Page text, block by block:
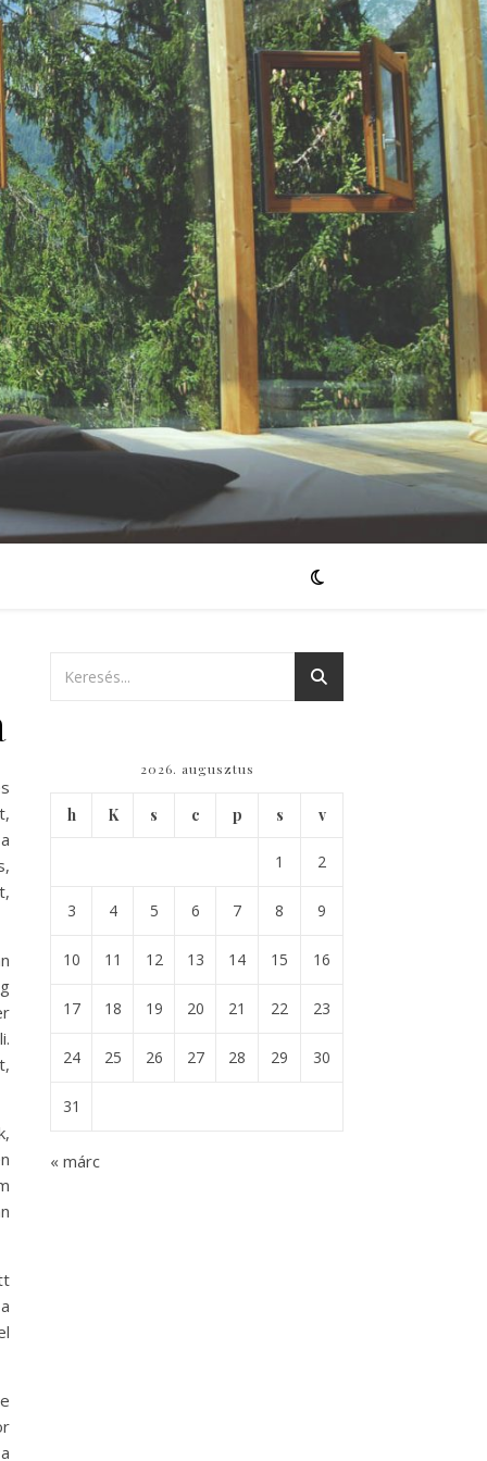
2026. augusztus
h K s c p s v
1 2
3 4 5 6 7 8 9
10 11 12 13 14 15 16
17 18 19 20 21 22 23
24 25 26 27 28 29 30
31
« márc